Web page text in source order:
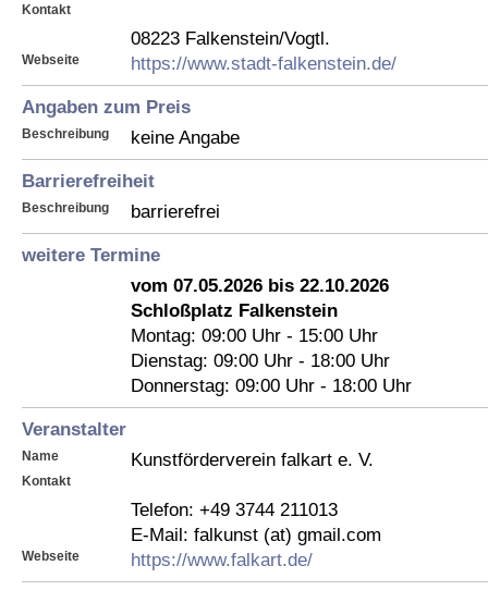
Kontakt
08223 Falkenstein/Vogtl.
Webseite https://www.stadt-falkenstein.de/
Angaben zum Preis
Beschreibung keine Angabe
Barrierefreiheit
Beschreibung barrierefrei
weitere Termine
vom 07.05.2026 bis 22.10.2026
Schloßplatz Falkenstein
Montag: 09:00 Uhr - 15:00 Uhr
Dienstag: 09:00 Uhr - 18:00 Uhr
Donnerstag: 09:00 Uhr - 18:00 Uhr
Veranstalter
Name Kunstförderverein falkart e. V.
Kontakt
Telefon: +49 3744 211013
E-Mail: falkunst (at) gmail.com
Webseite https://www.falkart.de/